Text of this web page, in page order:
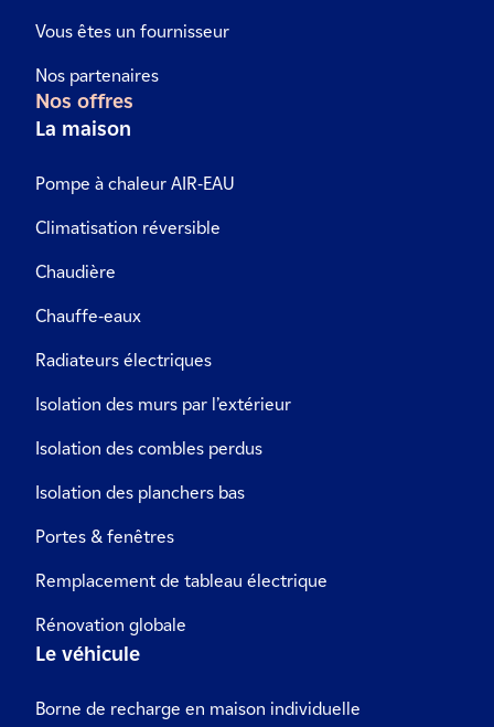
Vous êtes un fournisseur
Nos partenaires
Nos offres
La maison
Pompe à chaleur AIR-EAU
Climatisation réversible
Chaudière
Chauffe-eaux
Radiateurs électriques
Isolation des murs par l’extérieur
Isolation des combles perdus
Isolation des planchers bas
Portes & fenêtres
Remplacement de tableau électrique
Rénovation globale
Le véhicule
Borne de recharge en maison individuelle